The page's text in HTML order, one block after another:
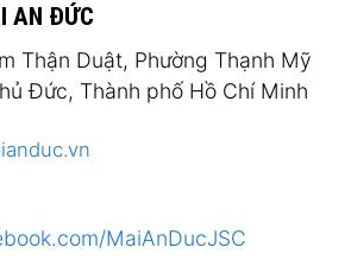
AN ĐỨC
Thận Duật, Phường Thạnh Mỹ
Đức, Thành phố Hồ Chí Minh
MaiAnDucJSC